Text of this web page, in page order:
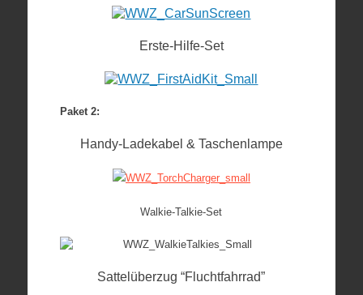
Erste-Hilfe-Set
Paket 2:
Handy-Ladekabel & Taschenlampe
Walkie-Talkie-Set
Sattelüberzug “Fluchtfahrrad”